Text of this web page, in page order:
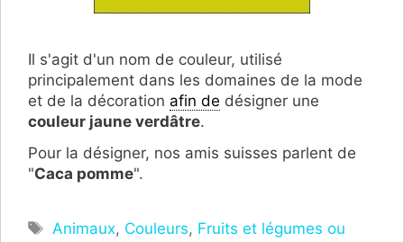
Il s'agit d'un nom de couleur, utilisé
principalement dans les domaines de la mode
et de la décoration afin de désigner une
couleur jaune verdâtre.
Pour la désigner, nos amis suisses parlent de
"Caca pomme".
Étiquettes
Animaux, Couleurs, Fruits et légumes ou